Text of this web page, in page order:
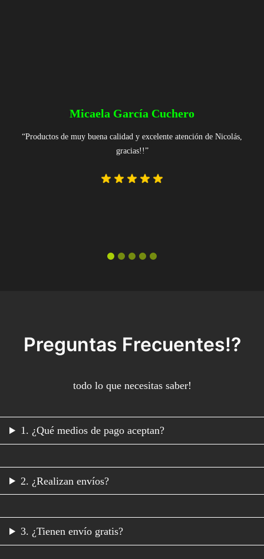
Claudio Martin Palavecino
Conozco la firma desde hace muchos años y realmente son muy
recomendables!!! Excelente atención y respuesta!! Productos de la
para cada inquietud!!! Ampliamente recomendable !!! Gracias Nicolás
Preguntas Frecuentes!?
todo lo que necesitas saber!
1. ¿Qué medios de pago aceptan?
2. ¿Realizan envíos?
3. ¿Tienen envío gratis?